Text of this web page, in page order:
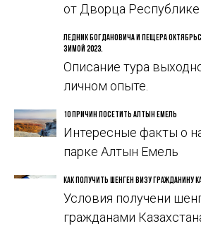
от Дворца Республике
Ледник Богдановича и пещера
зимой 2023.
Описание тура
личном опыте.
10 причин посетить Алтын Емель
Интересные факты о
парке Алтын Емель
Как получить Шенген визу гражданину
Условия получени
гражданами